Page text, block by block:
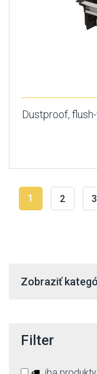
Dustproof,
1 2 3
Zobraziť
Filter